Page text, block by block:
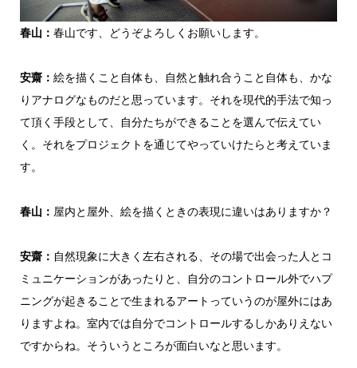
春山： 春山です、どうぞよろしくお願いします。
安齋： 絵を描くこと自体も、自然と触れ合うこと自体も、かな
りアナログなものだと思っています。それを現代的手法で知っ
て頂く手段として、自分たちができることを選んで伝えてい
く。それをプロジェクトを通じてやっていけたらと考えていま
す。
春山： 屋内と屋外、絵を描くときの表現に違いはありますか？
安齋： 自然現象に大きく左右される、その場で出会った人とコ
ミュニケーションがあったりと、自分のコントロール外でハプ
ニングが起きることで生まれるアートっていうのが屋外にはあ
りますよね。室内では自分でコントロールするしかありえない
ですからね。そういうところが面白いなと思います。